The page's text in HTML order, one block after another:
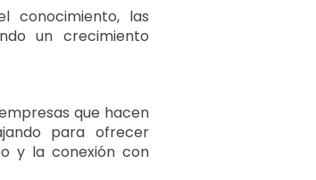
conocimiento, las
un crecimiento
que hacen
para ofrecer
y la conexión con